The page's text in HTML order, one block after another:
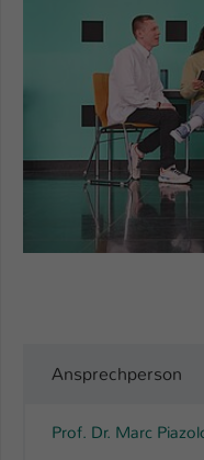
Ansprechperson
Prof. Dr. Marc
Dieser
ein
zu